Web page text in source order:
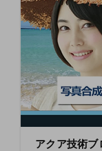
アクア技術ブログvol.2 「写真